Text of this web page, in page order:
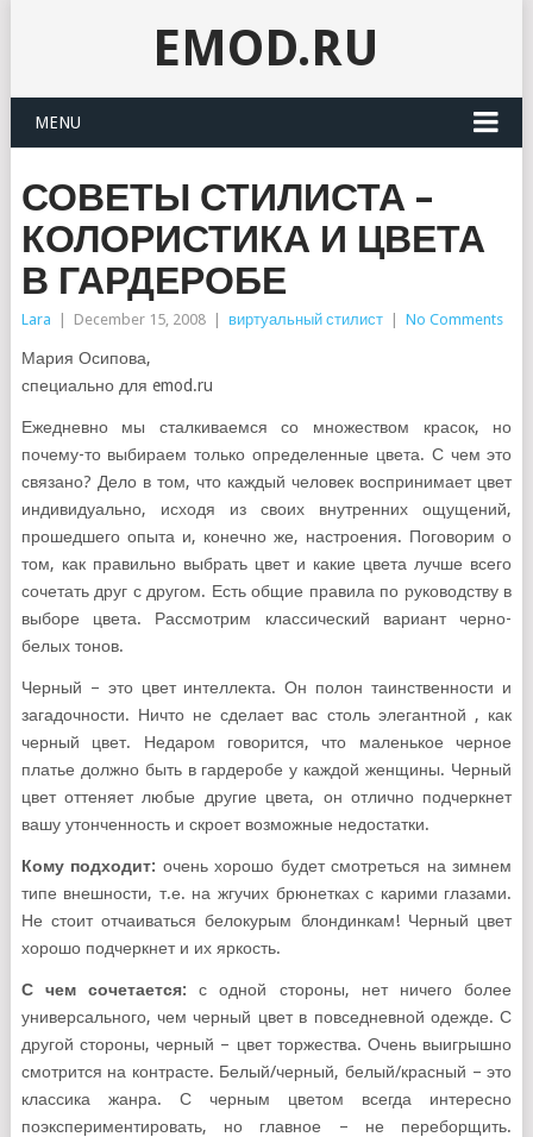
EMOD.RU
MENU
СОВЕТЫ СТИЛИСТА –
КОЛОРИСТИКА И ЦВЕТА
В ГАРДЕРОБЕ
Lara December 15, 2008 виртуальный стилист No Comments
Мария Осипова,
специально для emod.ru
Ежедневно мы сталкиваемся со множеством красок, но
почему-то выбираем только определенные цвета. С чем это
связано? Дело в том, что каждый человек воспринимает цвет
индивидуально, исходя из своих внутренних ощущений,
прошедшего опыта и, конечно же, настроения. Поговорим о
том, как правильно выбрать цвет и какие цвета лучше всего
сочетать друг с другом. Есть общие правила по руководству в
выборе цвета. Рассмотрим классический вариант черно-
белых тонов.
Черный – это цвет интеллекта. Он полон таинственности и
загадочности. Ничто не сделает вас столь элегантной , как
черный цвет. Недаром говорится, что маленькое черное
платье должно быть в гардеробе у каждой женщины. Черный
цвет оттеняет любые другие цвета, он отлично подчеркнет
вашу утонченность и скроет возможные недостатки.
Кому подходит: очень хорошо будет смотреться на зимнем
типе внешности, т.е. на жгучих брюнетках с карими глазами.
Не стоит отчаиваться белокурым блондинкам! Черный цвет
хорошо подчеркнет и их яркость.
С чем сочетается: с одной стороны, нет ничего более
универсального, чем черный цвет в повседневной одежде. С
другой стороны, черный – цвет торжества. Очень выигрышно
смотрится на контрасте. Белый/черный, белый/красный – это
классика жанра. С черным цветом всегда интересно
поэкспериментировать, но главное – не переборщить.